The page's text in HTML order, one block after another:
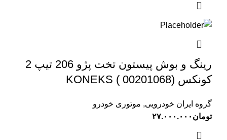
رینگ و بوش پیستون تخت پژو 206 تیپ 2
کونکس KONEKS ( 00201068)
گروه ایران خودرویی, موتوری خودرو
تومان ۲۷.۰۰۰.۰۰۰